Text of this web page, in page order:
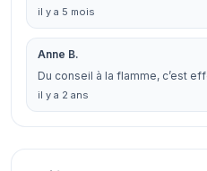
il y a 5 mois
Anne B.
Du conseil à la flamme, c’est
il y a 2 ans